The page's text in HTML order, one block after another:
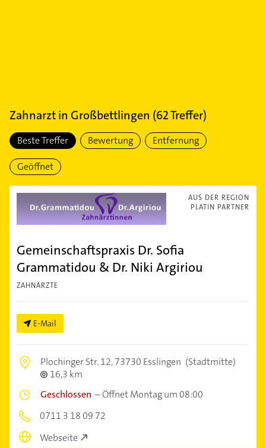
Zahnarztin Großbettlingen (62Treffer)
Beste Treffer Bewertung Entfernung
Geöffnet
AUS DER REGION
PLATIN PARTNER
Gemeinschaftspraxis Dr. Sofia
Grammatidou & Dr. Niki Argiriou
ZAHNÄRZTE
E-Mail
Plochinger Str. 12,73730 Esslingen (Stadtmitte)
16,3 km
Geschlossen –Öffnet Montag um 08:00
0711 3 18 09 72
Webseite